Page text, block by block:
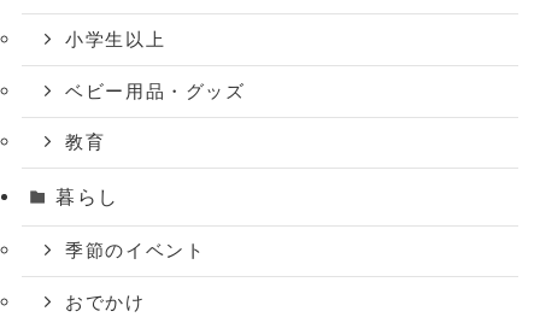
小学生以上
ベビー用品・グッズ
教育
暮らし
季節のイベント
おでかけ